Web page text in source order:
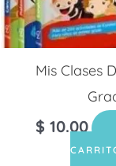
Mis Clases
$ 10.00